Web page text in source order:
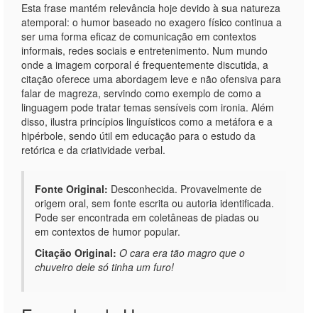
Esta frase mantém relevância hoje devido à sua natureza
atemporal: o humor baseado no exagero físico continua a
ser uma forma eficaz de comunicação em contextos
informais, redes sociais e entretenimento. Num mundo
onde a imagem corporal é frequentemente discutida, a
citação oferece uma abordagem leve e não ofensiva para
falar de magreza, servindo como exemplo de como a
linguagem pode tratar temas sensíveis com ironia. Além
disso, ilustra princípios linguísticos como a metáfora e a
hipérbole, sendo útil em educação para o estudo da
retórica e da criatividade verbal.
Fonte Original: Desconhecida. Provavelmente de
origem oral, sem fonte escrita ou autoria identificada.
Pode ser encontrada em coletâneas de piadas ou
em contextos de humor popular.
Citação Original: O cara era tão magro que o
chuveiro dele só tinha um furo!